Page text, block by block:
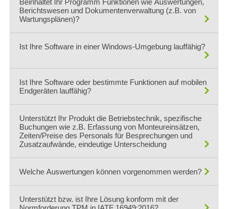
Unser System ist absolut flexibel und skalierbar für 1 Benutzer
bis 10.000 Nutzer.
Beinhaltet Ihr Programm Funktionen wie Auswertungen,
Berichtswesen und Dokumentenverwaltung (z.B. von
Wartungsplänen)?
Ja.
Unser System hat die Möglichkeit standardisierte Auswertungen
Ist Ihre Software in einer Windows-Umgebung lauffähig?
Ja.
Unser System ist Windows geprüft.
Phone).
Ist Ihre Software oder bestimmte Funktionen auf mobilen
Endgeräten lauffähig?
Ja, MaintMaster ist ebenfalls als App erhältlich (kostenfrei) und
läuft auf IOS, Android und Winphone Oberfläche.
Die PC Version kann parallel weiter benutzt werden.
Unterstützt Ihr Produkt die Betriebstechnik, spezifische
Buchungen wie z.B. Erfassung von Monteureinsätzen,
Zeiten/Preise des Personals für Besprechungen und
Zusatzaufwände, eindeutige Unterscheidung
Ja.
Unser System kann interne und externe Zeiten erfassen, Preise
für Arbeitskosten, Ersatzteilkosten und Stillstandszeiten
erfassen und auswerten sowie darstellen.
Welche Auswertungen können vorgenommen werden?
Alle Auswertungen nach den gängigen DIN´s wie z.B. MTBF
etc. und individuell durch Sie vorgegebene Analysen. Als Grafik,
Unterstützt bzw. ist Ihre Lösung konform mit der